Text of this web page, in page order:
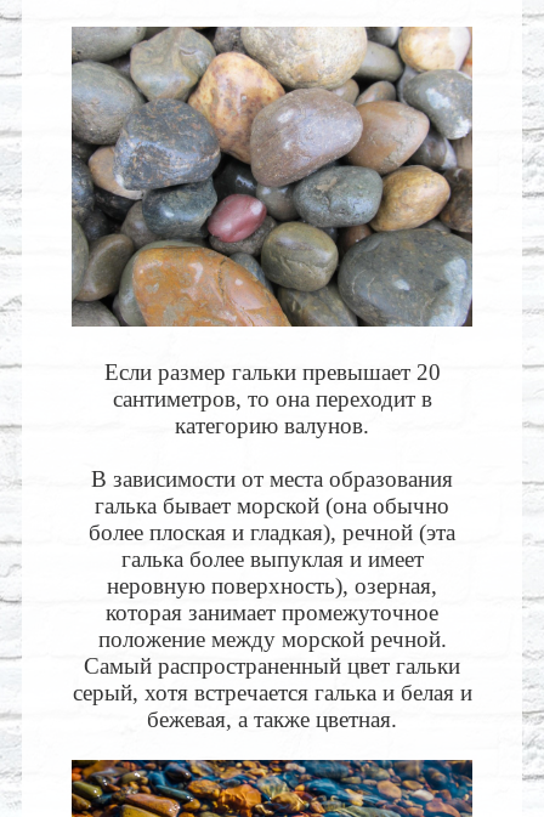
Если размер гальки превышает 20
сантиметров, то она переходит в
категорию валунов.
В зависимости от места образования
галька бывает морской (она обычно
более плоская и гладкая), речной (эта
галька более выпуклая и имеет
неровную поверхность), озерная,
которая занимает промежуточное
положение между морской речной.
Самый распространенный цвет гальки
серый, хотя встречается галька и белая и
бежевая, а также цветная.